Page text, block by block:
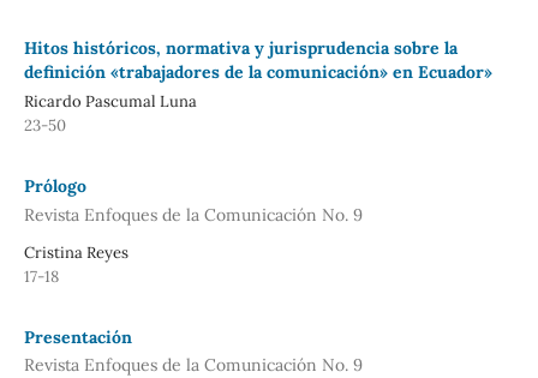
Hitos históricos, normativa y jurisprudencia sobre la
definición «trabajadores de la comunicación» en Ecuador»
Ricardo Pascumal Luna
23-50
Prólogo
Revista Enfoques de la Comunicación No. 9
Cristina Reyes
17-18
Presentación
Revista Enfoques de la Comunicación No. 9